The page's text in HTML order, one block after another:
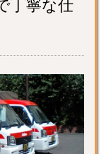
丁寧な仕